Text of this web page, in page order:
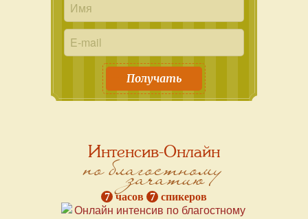
Получать
Интенсив-Онлайн
по благостному
зачатию
7 часов 7 спикеров